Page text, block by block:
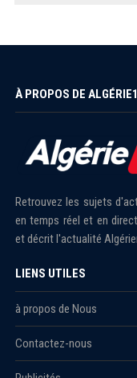
À PROPOS DE ALGÉRIE1
Retrouvez les sujets
en temps réel et en
et décrit l'actualité
LIENS UTILES
à propos de Nous
Contactez-nous